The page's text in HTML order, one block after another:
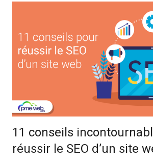
11 conseils
réussir le SEO d’un site